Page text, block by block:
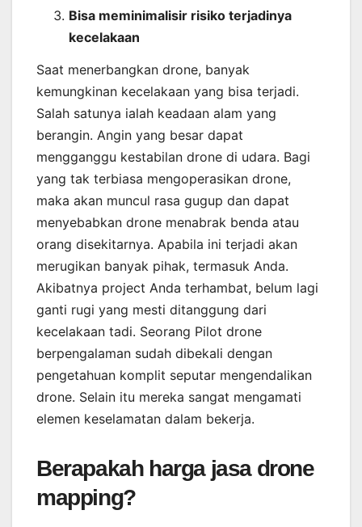
Bisa meminimalisir risiko terjadinya
kecelakaan
Saat menerbangkan drone, banyak
kemungkinan kecelakaan yang bisa terjadi.
Salah satunya ialah keadaan alam yang
berangin. Angin yang besar dapat
mengganggu kestabilan drone di udara. Bagi
yang tak terbiasa mengoperasikan drone,
maka akan muncul rasa gugup dan dapat
menyebabkan drone menabrak benda atau
orang disekitarnya. Apabila ini terjadi akan
merugikan banyak pihak, termasuk Anda.
Akibatnya project Anda terhambat, belum lagi
ganti rugi yang mesti ditanggung dari
kecelakaan tadi. Seorang Pilot drone
berpengalaman sudah dibekali dengan
pengetahuan komplit seputar mengendalikan
drone. Selain itu mereka sangat mengamati
elemen keselamatan dalam bekerja.
Berapakah harga jasa drone
mapping?